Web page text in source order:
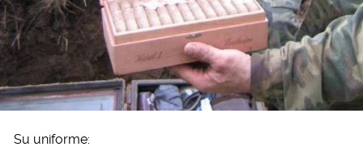
Su uniforme: